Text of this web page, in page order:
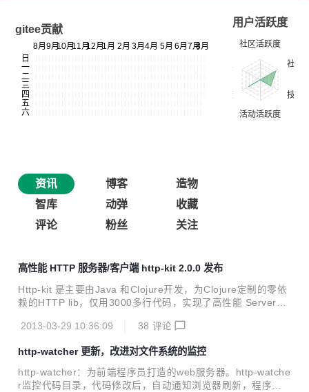
gitee贡献
用户活跃度
资讯 博客
造物
智库
动弹
收藏
评论
粉丝 关注
高性能 HTTP 服务器/客户端 http-kit 2.0.0 发布
Http-kit 是主要由Java 和Clojure开发，为Clojure定制的零依
赖的HTTP lib，仅用3000多行代码，实现了高性能 Server，
通的PC上进行性能测试时，http-kit server每秒能处理数万个
发数仅与内存大小有关，高并发不影响latency。 2.0.0 版本
修改纪录： 增加了高性能Timer 重新设计了client的API，支
持同步／异步调用，两者API几乎一样，方便切换 Client实现
2013-03-29 10:36:09 38 评论
http-watcher 更新，改进对文件系统的监控
http-watcher：为前端程序员打造的web服务器。http-watche
r监控代码目录，代码修改后，自动通知浏览器刷新，程序员